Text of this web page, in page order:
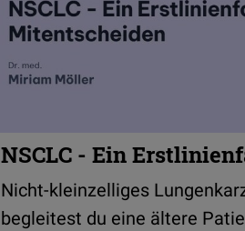
NSCLC - Ein
Nicht-kleinzelliges
begleitest du eine ältere